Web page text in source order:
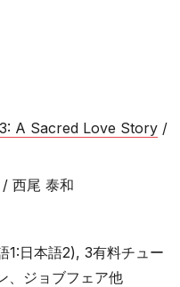
A Sacred Love Story /
/ 西尾 泰和
1:日本語2), 3有料チュー
、ジョブフェア他